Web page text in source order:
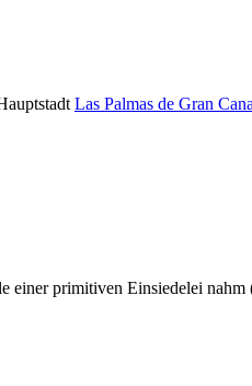
Las Palmas de Gran
primitiven Einsiedelei